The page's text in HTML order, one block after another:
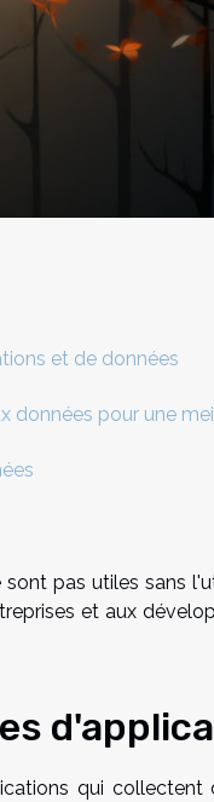
et de données
données pour une
pas utiles sans
et aux
qui